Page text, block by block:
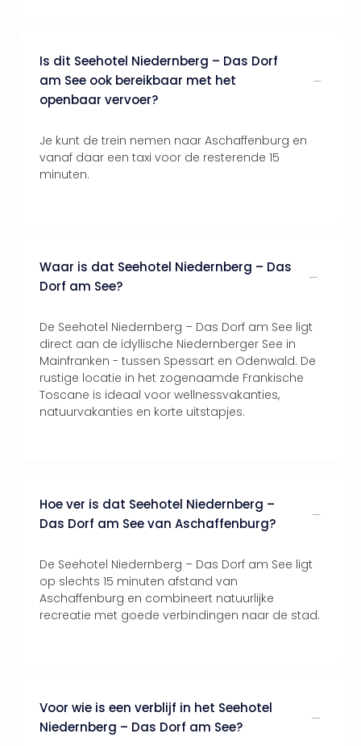
Is dit Seehotel Niedernberg – Das Dorf
am See ook bereikbaar met het
openbaar vervoer?
Je kunt de trein nemen naar Aschaffenburg en
vanaf daar een taxi voor de resterende 15
minuten.
Waar is dat Seehotel Niedernberg – Das
Dorf am See?
De Seehotel Niedernberg – Das Dorf am See ligt
direct aan de idyllische Niedernberger See in
Mainfranken - tussen Spessart en Odenwald. De
rustige locatie in het zogenaamde Frankische
Toscane is ideaal voor wellnessvakanties,
natuurvakanties en korte uitstapjes.
Hoe ver is dat Seehotel Niedernberg –
Das Dorf am See van Aschaffenburg?
De Seehotel Niedernberg – Das Dorf am See ligt
op slechts 15 minuten afstand van
Aschaffenburg en combineert natuurlijke
recreatie met goede verbindingen naar de stad.
Voor wie is een verblijf in het Seehotel
Niedernberg – Das Dorf am See?